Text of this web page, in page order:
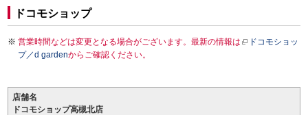
ドコモショップ
営業時間などは変更となる場合がございます。最新の情報は
ドコモショッ
プ／d gardenからご確認ください。
店舗名
ドコモショップ高槻北店